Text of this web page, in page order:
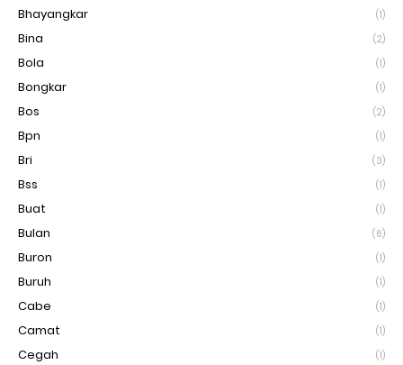
Bhayangkar (1)
Bina (2)
Bola (1)
Bongkar (1)
Bos (2)
Bpn (1)
Bri (3)
Bss (1)
Buat (1)
Bulan (6)
Buron (1)
Buruh (1)
Cabe (1)
Camat (1)
Cegah (1)